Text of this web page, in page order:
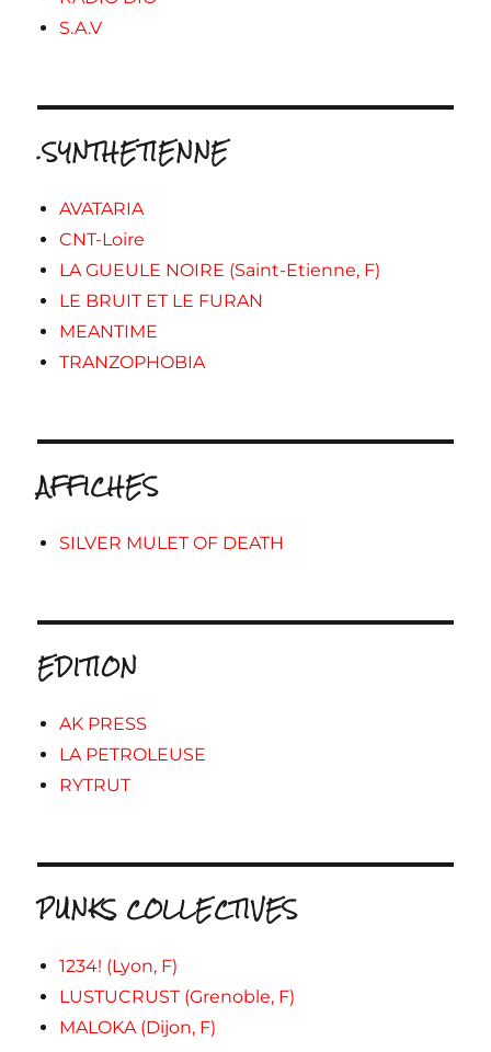
S.A.V
.SYNTHETIENNE
AVATARIA
CNT-Loire
LA GUEULE NOIRE (Saint-Etienne, F)
LE BRUIT ET LE FURAN
MEANTIME
TRANZOPHOBIA
AFFICHES
SILVER MULET OF DEATH
EDITION
AK PRESS
LA PETROLEUSE
RYTRUT
PUNKS COLLECTIVES
1234! (Lyon, F)
LUSTUCRUST (Grenoble, F)
MALOKA (Dijon, F)